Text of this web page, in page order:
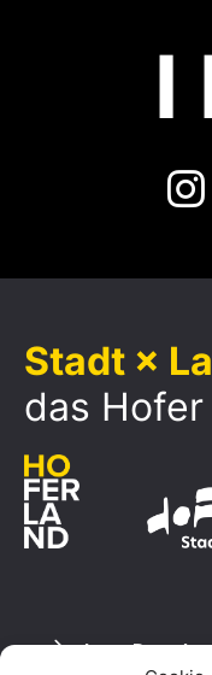
I
Stadt ×
das Hofer
Logo